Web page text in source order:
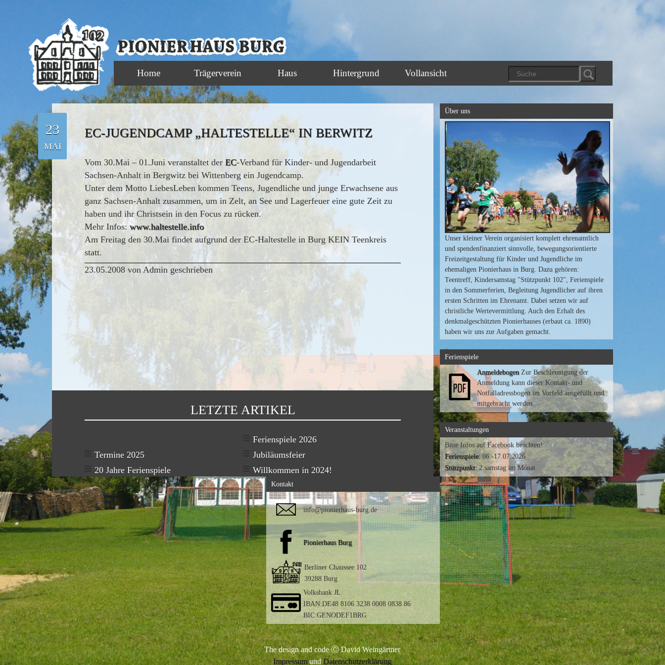
Home Trägerverein Haus Hintergrund Vollansicht
23
MAI
EC-JUGENDCAMP „HALTESTELLE“ IN BERWITZ
Vom 30.Mai – 01.Juni veranstaltet derEC-Verband für Kinder- und Jugendarbeit
Sachsen-Anhalt in Bergwitz bei Wittenberg ein Jugendcamp.
Unter dem Motto LiebesLeben kommen Teens, Jugendliche und junge Erwachsene aus
ganz Sachsen-Anhalt zusammen, um in Zelt, an See und Lagerfeuer eine gute Zeit zu
haben und ihr Christsein in den Focus zu rücken.
Mehr Infos:www.haltestelle.info
Am Freitag den 30.Mai findet aufgrund der EC-Haltestelle in Burg KEIN Teenkreis
statt.
23.05.2008 von Admin geschrieben
LETZTE ARTIKEL
Ferienspiele 2026
Termine 2025
Jubiläumsfeier
20 Jahre Ferienspiele
Willkommen in 2024!
Über uns
Unser kleiner Verein organisiert komplett ehrenamtlich
und spendenfinanziert sinnvolle, bewegungsorientierte
Freizeitgestaltung für Kinder und Jugendliche im
ehemaligen Pionierhaus in Burg. Dazu gehören:
Teentreff, Kindersamstag "Stützpunkt 102", Ferienspiele
in den Sommerferien, Begleitung Jugendlicher auf ihren
ersten Schritten im Ehrenamt. Dabei setzen wir auf
christliche Wertevermittlung. Auch den Erhalt des
denkmalgeschützten Pionierhauses (erbaut ca. 1890)
haben wir uns zur Aufgaben gemacht.
Ferienspiele
AnmeldebogenZur Beschleunigung der
Anmeldung kann dieser Kontakt- und
Notfalladressbogen im Vorfeld ausgefüllt und
mitgebracht werden.
Veranstaltungen
Bitte Infos auf Facebook beachten!
Ferienspiele:06.-17.07.2026
Stützpunkt:2.samstag im Monat
Kontakt
info@pionierhaus-burg.de
Pionierhaus Burg
Berliner Chaussee 102
39288 Burg
Volksbank JL
IBAN:DE48 8106 3238 0008 0838 86
BIC:GENODEF1BRG
The design and code Ⓒ David Weingärtner
ImpressumundDatenschutzerklärung